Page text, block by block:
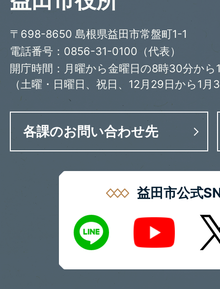
〒698-8650 島根県益田市常盤町1-1
電話番号：0856-31-0100（代表）
開庁時間：月曜から金曜日の8時30分から
（土曜・日曜日、祝日、12月29日から1月
各課のお問い合わせ先
益田市公式
LINE
Youtube X